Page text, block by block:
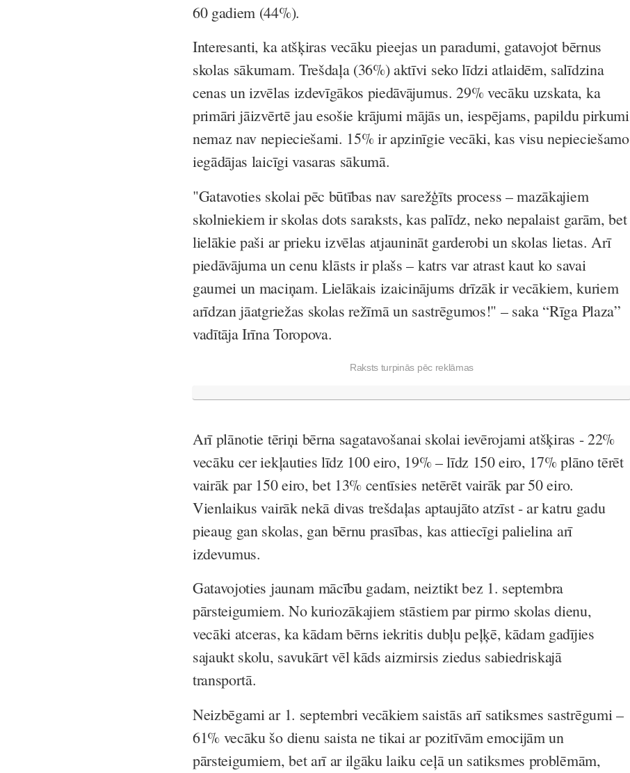
60 gadiem (44%).
Interesanti, ka atšķiras vecāku pieejas un paradumi, gatavojot bērnus
skolas sākumam. Trešdaļa (36%) aktīvi seko līdzi atlaidēm, salīdzina
cenas un izvēlas izdevīgākos piedāvājumus. 29% vecāku uzskata, ka
primāri jāizvērtē jau esošie krājumi mājās un, iespējams, papildu pirkumi
nemaz nav nepieciešami. 15% ir apzinīgie vecāki, kas visu nepieciešamo
iegādājas laicīgi vasaras sākumā.
"Gatavoties skolai pēc būtības nav sarežģīts process – mazākajiem
skolniekiem ir skolas dots saraksts, kas palīdz, neko nepalaist garām, bet
lielākie paši ar prieku izvēlas atjaunināt garderobi un skolas lietas. Arī
piedāvājuma un cenu klāsts ir plašs – katrs var atrast kaut ko savai
gaumei un maciņam. Lielākais izaicinājums drīzāk ir vecākiem, kuriem
arīdzan jāatgriežas skolas režīmā un sastrēgumos!" – saka “Rīga Plaza”
vadītāja Irīna Toropova.
Raksts turpinās pēc reklāmas
Arī plānotie tēriņi bērna sagatavošanai skolai ievērojami atšķiras - 22%
vecāku cer iekļauties līdz 100 eiro, 19% – līdz 150 eiro, 17% plāno tērēt
vairāk par 150 eiro, bet 13% centīsies netērēt vairāk par 50 eiro.
Vienlaikus vairāk nekā divas trešdaļas aptaujāto atzīst - ar katru gadu
pieaug gan skolas, gan bērnu prasības, kas attiecīgi palielina arī
izdevumus.
Gatavojoties jaunam mācību gadam, neiztikt bez 1. septembra
pārsteigumiem. No kuriozākajiem stāstiem par pirmo skolas dienu,
vecāki atceras, ka kādam bērns iekritis dubļu peļķē, kādam gadījies
sajaukt skolu, savukārt vēl kāds aizmirsis ziedus sabiedriskajā
transportā.
Neizbēgami ar 1. septembri vecākiem saistās arī satiksmes sastrēgumi –
61% vecāku šo dienu saista ne tikai ar pozitīvām emocijām un
pārsteigumiem, bet arī ar ilgāku laiku ceļā un satiksmes problēmām,